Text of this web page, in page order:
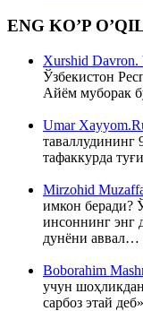
ENG KO’P
Xurshid Davron.
Ўзбекистон
Айём муборак
Umar
таваллудининг
тафаккурда
Mirzohid
имкон беради?
инсоннинг энг
дунёни аввал…
Boborahim
учун
сарбоз этай